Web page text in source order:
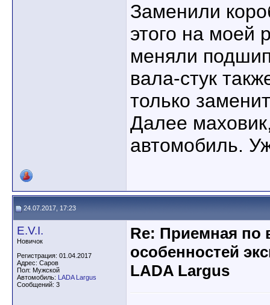
Заменили
этого на моей
меняли
вала-стук
только
Далее
автомобиль.
24.07.2017, 17:23
E.V.I.
Новичок
Регистрация: 01.04.2017
Адрес: Саров
Пол: Мужской
Автомобиль: LADA Largus
Сообщений: 3
Re: Приемная по
особенностей
LADA Largus